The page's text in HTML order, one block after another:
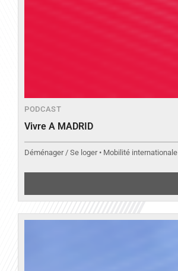
PODCAST
Vivre A MADRID
Déménager / Se loger • Mobilité internationale